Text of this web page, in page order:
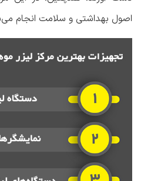
اصول بهداشتی و سلامت انجام